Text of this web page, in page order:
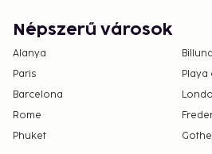
Népszerű városok
Alanya
Billund
Paris
Playa
Barcelona
Rome
Phuket